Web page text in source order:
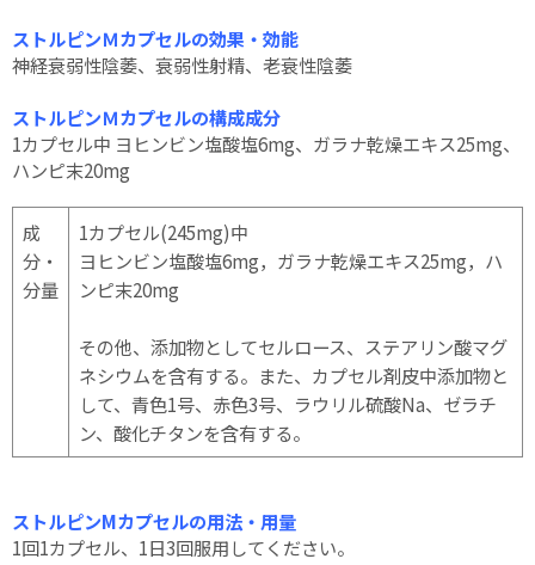
ストルピンＭカプセルの効果・効能
神経衰弱性陰萎、衰弱性射精、老衰性陰萎
ストルピンＭカプセルの構成成分
1カプセル中 ヨヒンビン塩酸塩6mg、ガラナ乾燥エキス25mg、
ハンピ末20mg
成
分・
分量
1カプセル(245mg)中
ヨヒンビン塩酸塩6mg，ガラナ乾燥エキス25mg，ハ
ンピ末20mg
その他、添加物としてセルロース、ステアリン酸マグ
ネシウムを含有する。また、カプセル剤皮中添加物と
して、青色1号、赤色3号、ラウリル硫酸Na、ゼラチ
ン、酸化チタンを含有する。
ストルピンMカプセルの用法・用量
1回1カプセル、1日3回服用してください。